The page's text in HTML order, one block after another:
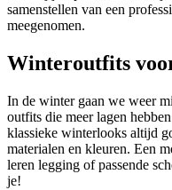
samenstellen van een
meegenomen.
Winteroutfits
In de winter gaan we weer
outfits die meer lagen
klassieke winterlooks altijd
materialen en kleuren. Een
leren legging of passende
je!